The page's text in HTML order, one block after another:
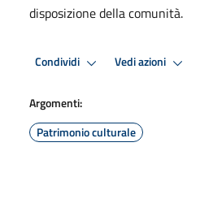
disposizione della comunità.
Condividi Vedi azioni
Argomenti:
Patrimonio culturale